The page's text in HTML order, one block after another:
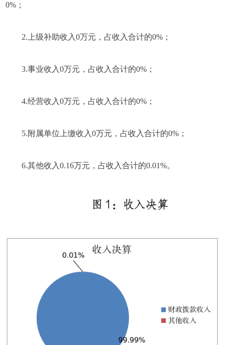
0%；
2.上级补助收入0万元，占收入合计的0%；
3.事业收入0万元，占收入合计的0%；
4.经营收入0万元，占收入合计的0%；
5.附属单位上缴收入0万元，占收入合计的0%；
6.其他收入0.16万元，占收入合计的0.01%。